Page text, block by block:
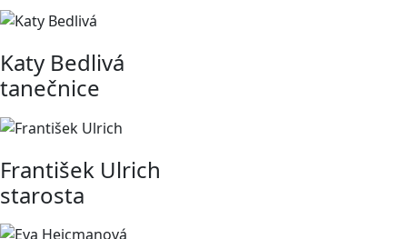
Katy Bedlivá
tanečnice
František Ulrich
starosta